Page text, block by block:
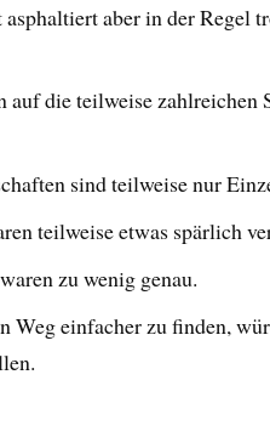
aber in der Regel
auf die teilweise zahlreichen
sind teilweise nur
teilweise etwas spärlich
zu wenig genau.
Weg einfacher zu finden,